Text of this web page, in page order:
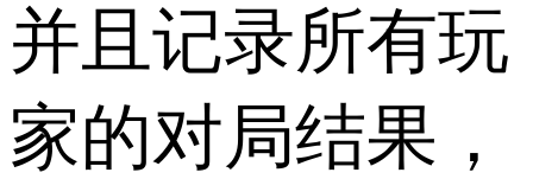
并且记录所有玩
家的对局结果，